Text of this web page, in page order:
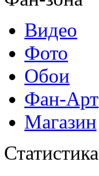
Видео
Фото
Обои
Фан-Арт
Магазин
Статистика